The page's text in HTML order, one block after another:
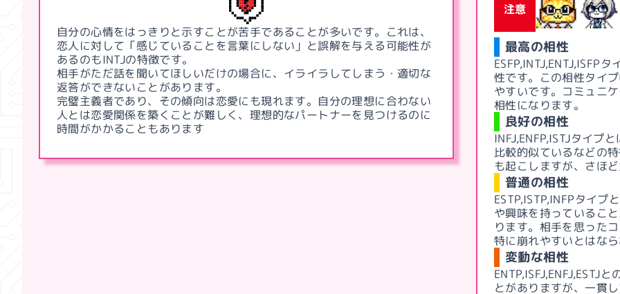
自分の心情をはっきりと示すことが苦手であることが多いです。これは、
恋人に対して「感じていることを言葉にしない」と誤解を与える可能性が
あるのもINTJの特徴です。
相手がただ話を聞いてほしいだけの場合に、イライラしてしまう・適切な
返答ができないことがあります。
完璧主義者であり、その傾向は恋愛にも現れます。自分の理想に合わない
人とは恋愛関係を築くことが難しく、理想的なパートナーを見つけるのに
時間がかかることもあります
注意
最高の相性
ESFP,INTJ,ENTJ,ISFPタ
性です。この相性タイ
やすいです。コミュニ
相性になります。
良好の相性
INFJ,ENFP,ISTJタイプ
比較的似ているなどの
も起こしますが、さほ
普通の相性
ESTP,ISTP,INFPタイプ
や興味を持っているこ
ります。相手を思った
特に崩れやすいとはな
変動な相性
ENTP,ISFJ,ENFJ,ESTJと
とがありますが、一貫